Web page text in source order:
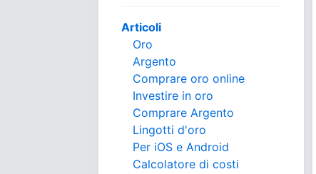
Articoli
Oro
Argento
Comprare oro online
Investire in oro
Comprare Argento
Lingotti d'oro
Per iOS e Android
Calcolatore di costi